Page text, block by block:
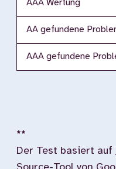
AAA Wertung
AA gefundene
AAA gefundene
**
Der Test basiert auf